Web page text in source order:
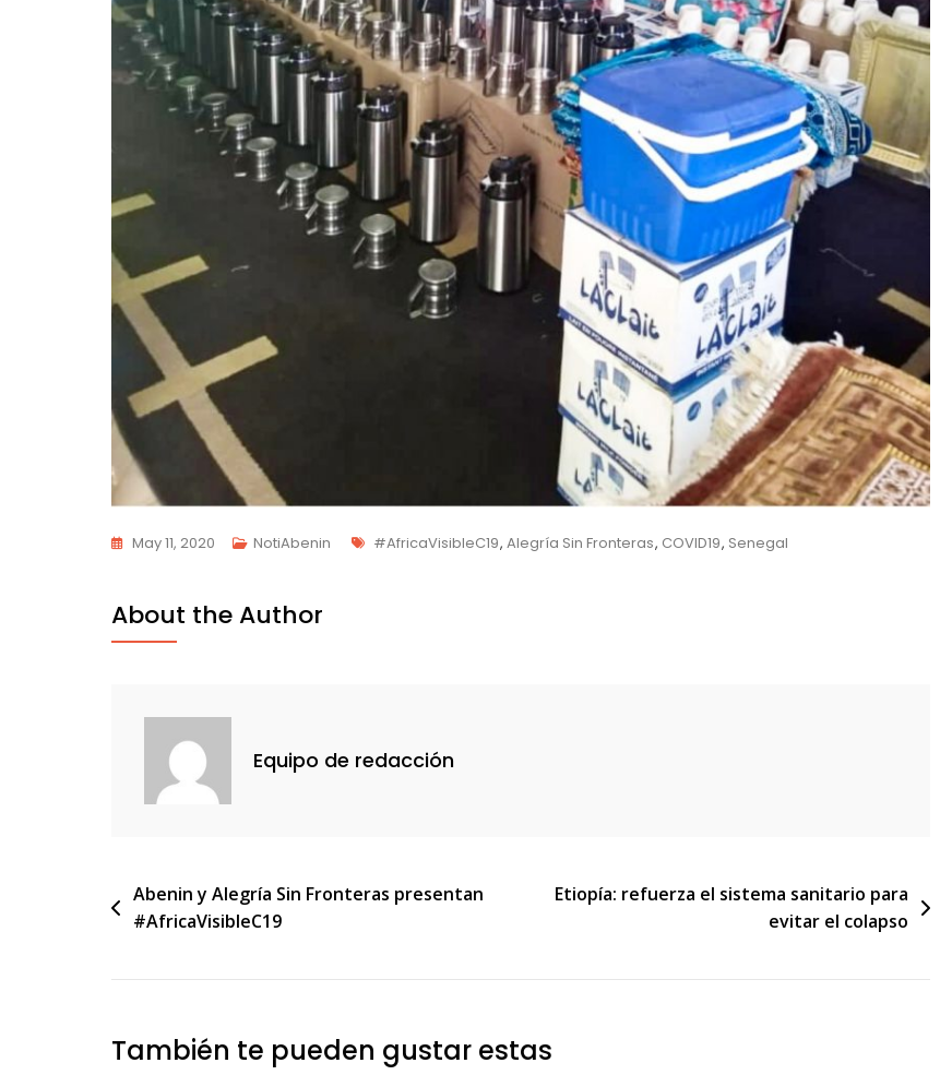
May 11, 2020 NotiAbenin Etiquetas
#AfricaVisibleC19, Alegría Sin Fronteras, COVID19, Senegal
About the Author
Equipo de redacción
Navegación
de
Abenin y Alegría Sin Fronteras presentan
#AfricaVisibleC19
Etiopía: refuerza el sistema sanitario para
evitar el colapso
También te pueden gustar estas